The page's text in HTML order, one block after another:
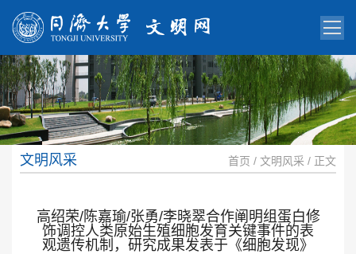
文明风采 首页 / 文明风采 / 正文
高绍荣/陈嘉瑜/张勇/李晓翠合作阐明组蛋白修
饰调控人类原始生殖细胞发育关键事件的表
观遗传机制，研究成果发表于《细胞发现》